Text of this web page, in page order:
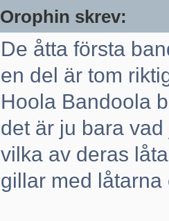
Orophin skrev:
De åtta första
en del är tom
Hoola Bandoola
det är ju bara
vilka av deras
gillar med låtarna